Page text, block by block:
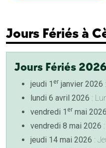
Jours Fériés à
Jours Fériés 2026
jeudi 1 er janvier 2026
lundi 6 avril 2026 :
vendredi 1 er mai 2026
vendredi 8 mai 2026
jeudi 14 mai 2026 :